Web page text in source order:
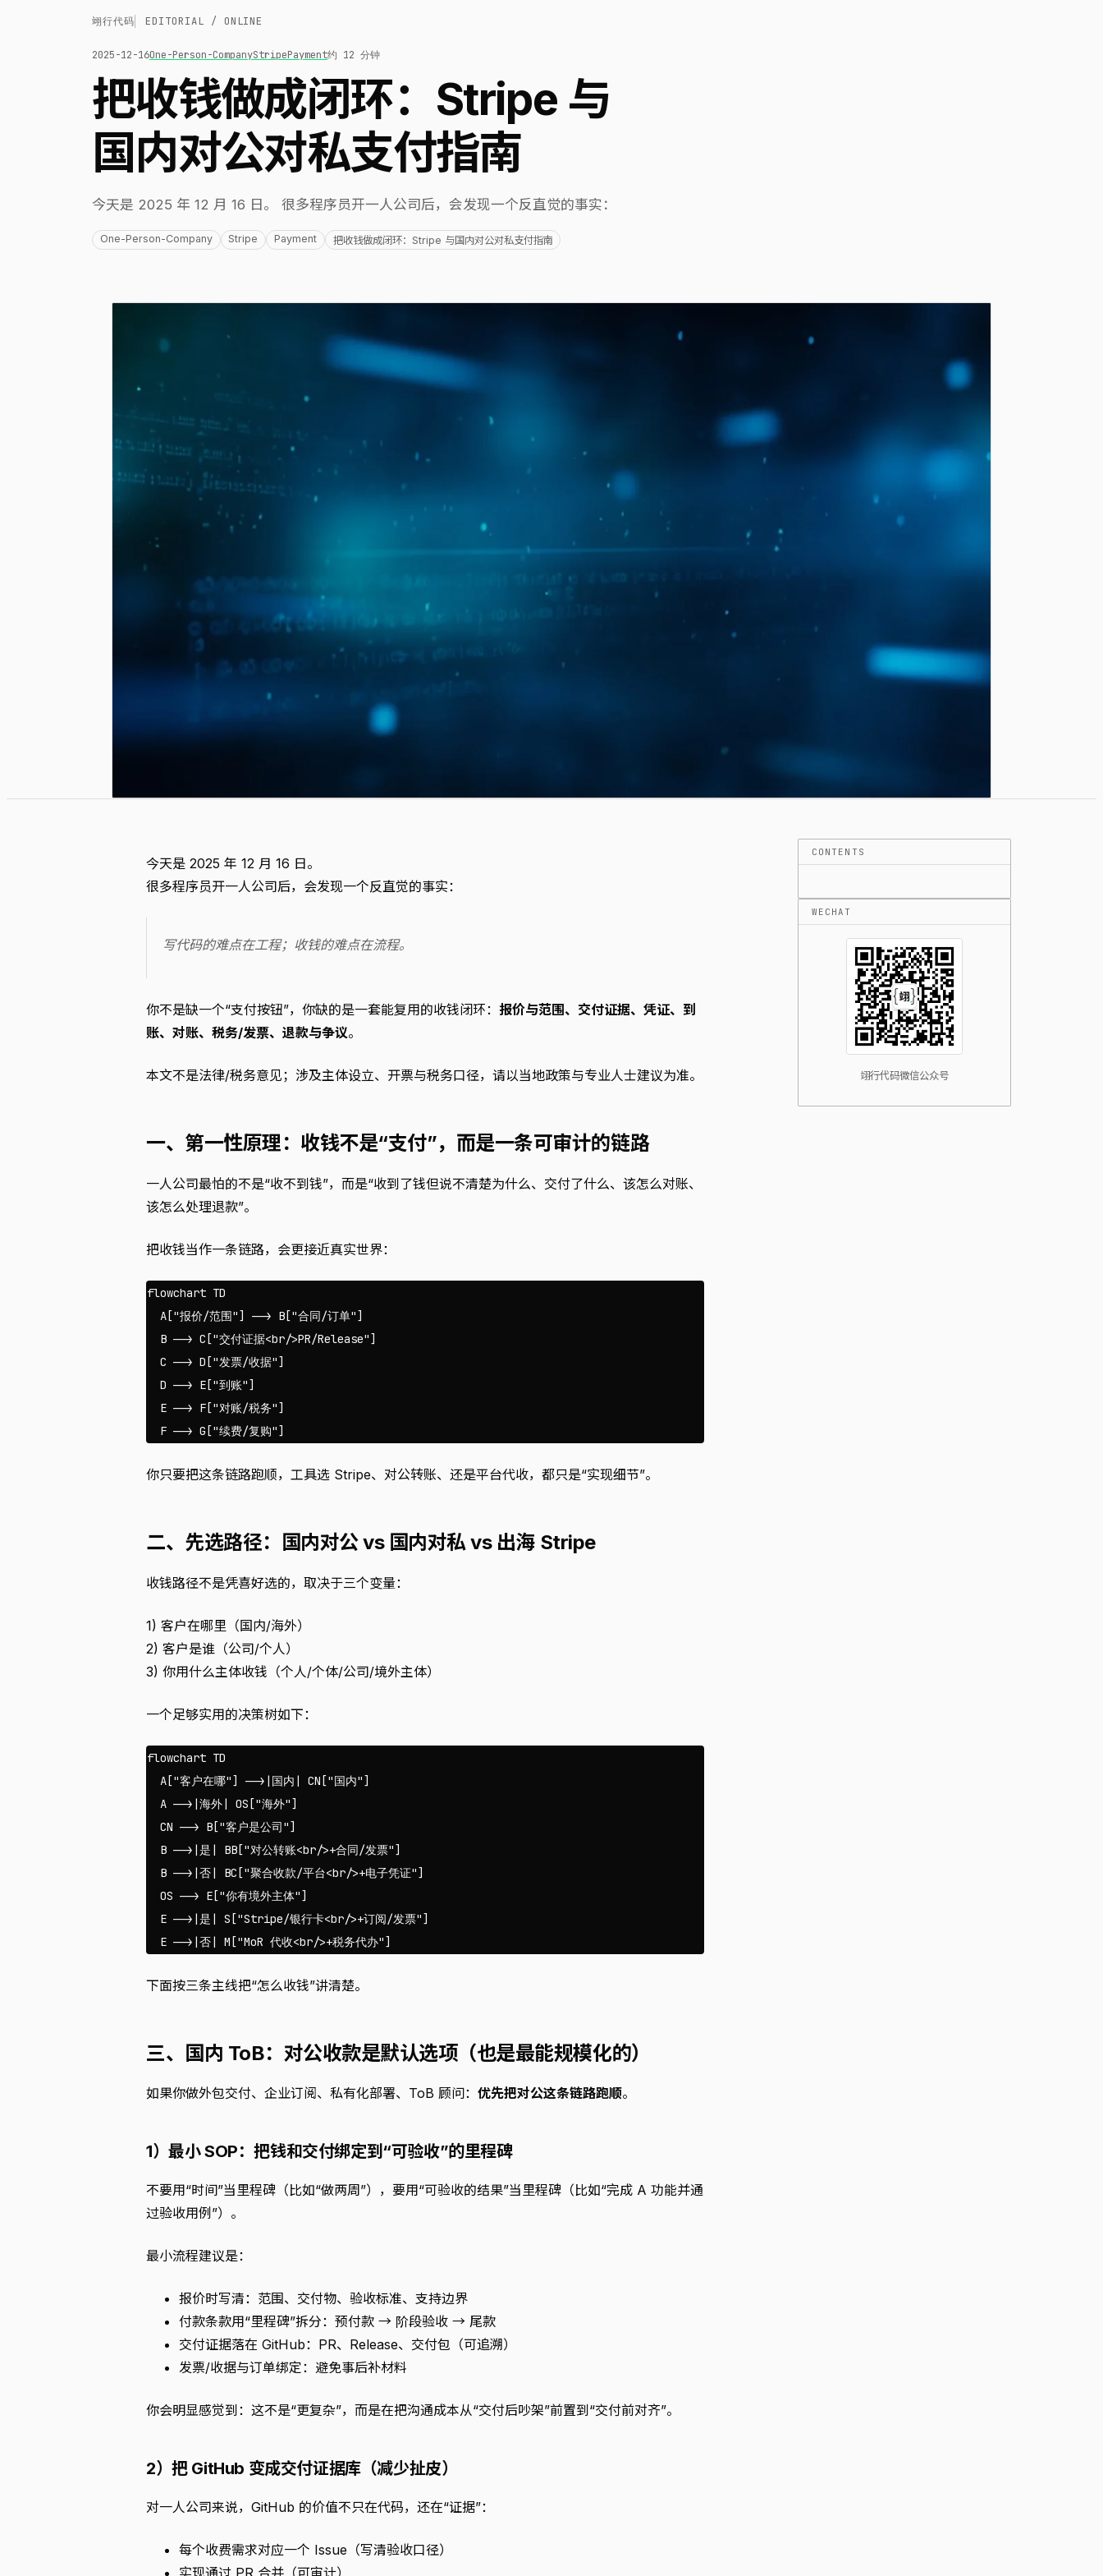
翊行代码 EDITORIAL / ONLINE
2025-12-16One-Person-CompanyStripePayment约 12 分钟
把收钱做成闭环：Stripe 与
国内对公对私支付指南
今天是 2025 年 12 月 16 日。 很多程序员开一人公司后，会发现一个反直觉的事实：
One-Person-Company Stripe Payment 把收钱做成闭环：Stripe 与国内对公对私支付指南
今天是 2025 年 12 月 16 日。
很多程序员开一人公司后，会发现一个反直觉的事实：
写代码的难点在工程；收钱的难点在流程。
你不是缺一个“支付按钮”，你缺的是一套能复用的收钱闭环： 报价与范围、交付证据、凭证、到
账、对账、税务/发票、退款与争议。
本文不是法律/税务意见；涉及主体设立、开票与税务口径，请以当地政策与专业人士建议为准。
一、第一性原理：收钱不是“支付”，而是一条可审计的链路
一人公司最怕的不是“收不到钱”，而是“收到了钱但说不清楚为什么、交付了什么、该怎么对账、
该怎么处理退款”。
把收钱当作一条链路，会更接近真实世界：
flowchart TD
  A["报价/范围"] --> B["合同/订单"]
  B --> C["交付证据<br/>PR/Release"]
  C --> D["发票/收据"]
  D --> E["到账"]
  E --> F["对账/税务"]
你只要把这条链路跑顺，工具选 Stripe、对公转账、还是平台代收，都只是“实现细节”。
二、先选路径：国内对公 vs 国内对私 vs 出海 Stripe
收钱路径不是凭喜好选的，取决于三个变量：
1) 客户在哪里（国内/海外）
2) 客户是谁（公司/个人）
3) 你用什么主体收钱（个人/个体/公司/境外主体）
一个足够实用的决策树如下：
flowchart TD
  A["客户在哪"] -->|国内| CN["国内"]
  A -->|海外| OS["海外"]
  CN --> B["客户是公司"]
  B -->|是| BB["对公转账<br/>+合同/发票"]
  B -->|否| BC["聚合收款/平台<br/>+电子凭证"]
  OS --> E["你有境外主体"]
  E -->|是| S["Stripe/银行卡<br/>+订阅/发票"]
下面按三条主线把“怎么收钱”讲清楚。
三、国内 ToB：对公收款是默认选项（也是最能规模化的）
如果你做外包交付、企业订阅、私有化部署、ToB 顾问： 优先把对公这条链路跑顺。
1）最小 SOP：把钱和交付绑定到“可验收”的里程碑
不要用“时间”当里程碑（比如“做两周”），要用“可验收的结果”当里程碑（比如“完成 A 功能并通
过验收用例”）。
最小流程建议是：
报价时写清：范围、交付物、验收标准、支持边界
付款条款用“里程碑”拆分：预付款 → 阶段验收 → 尾款
交付证据落在 GitHub：PR、Release、交付包（可追溯）
发票/收据与订单绑定：避免事后补材料
你会明显感觉到：这不是“更复杂”，而是在把沟通成本从“交付后吵架”前置到“交付前对齐”。
2）把 GitHub 变成交付证据库（减少扯皮）
对一人公司来说，GitHub 的价值不只在代码，还在“证据”：
每个收费需求对应一个 Issue（写清验收口径）
CONTENTS
WECHAT
翊行代码微信公众号